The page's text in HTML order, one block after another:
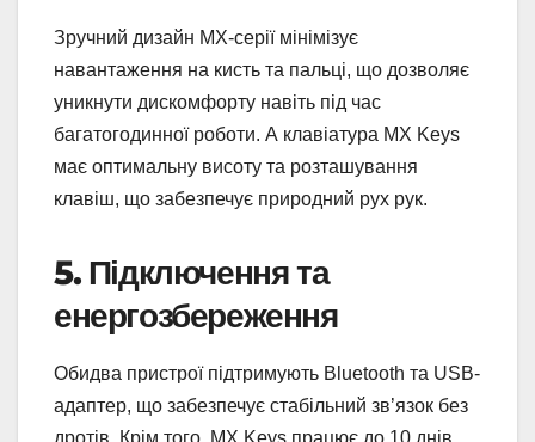
Зручний дизайн MX-серії мінімізує
навантаження на кисть та пальці, що дозволяє
уникнути дискомфорту навіть під час
багатогодинної роботи. А клавіатура MX Keys
має оптимальну висоту та розташування
клавіш, що забезпечує природний рух рук.
5. Підключення та
енергозбереження
Обидва пристрої підтримують Bluetooth та USB-
адаптер, що забезпечує стабільний зв’язок без